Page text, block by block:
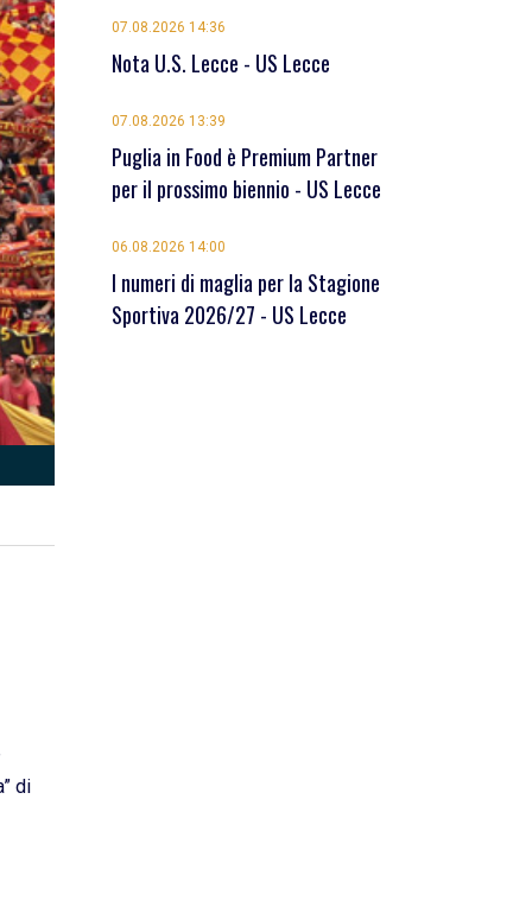
di
07.08.2026 14:36
Nota U.S. Lecce - US Lecce
07.08.2026 13:39
Puglia in Food è Premium Partner
per il prossimo biennio - US Lecce
06.08.2026 14:00
I numeri di maglia per la Stagione
Sportiva 2026/27 - US Lecce